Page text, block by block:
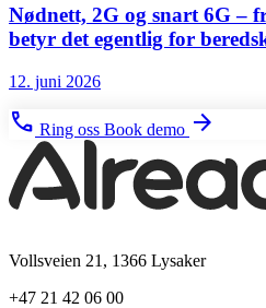
Nødnett, 2G og snart 6G –
betyr det egentlig for
12. juni 2026
phone Ring oss Book demo arrow_forward
Vollsveien 21, 1366 Lysaker
+47 21 42 06 00